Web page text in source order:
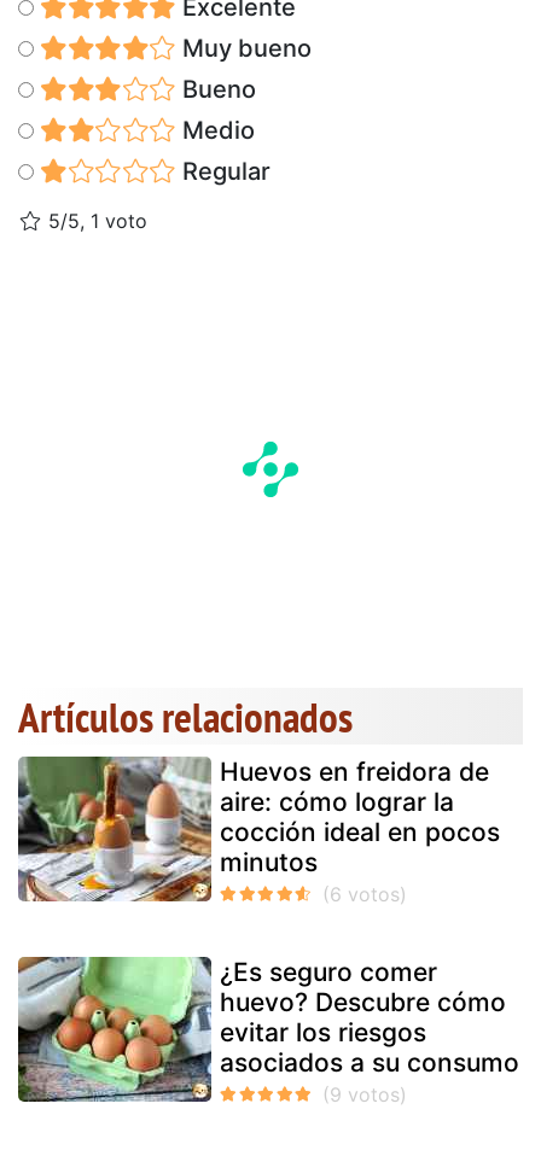
Excelente
Muy bueno
Bueno
Medio
Regular
5/5, 1 voto
Artículos relacionados
Huevos en freidora de
aire: cómo lograr la
cocción ideal en pocos
minutos
¿Es seguro comer
huevo? Descubre cómo
evitar los riesgos
asociados a su consumo